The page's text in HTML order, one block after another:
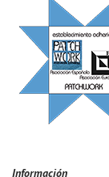
Información